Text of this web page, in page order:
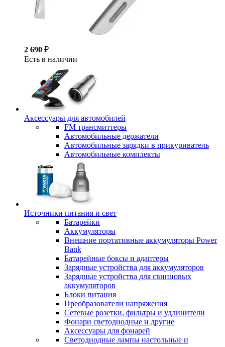
2 690 ₽
Есть в наличии
Аксессуары для автомобилей
FM трансмиттеры
Автомобильные держатели
Автомобильные зарядки в прикуриватель
Автомобильные комплекты
Источники питания и свет
Батарейки
Аккумуляторы
Внешние портативные аккумуляторы Power
Bank
Батарейные боксы и адаптеры
Зарядные устройства для аккумуляторов
Зарядные устройства для свинцовых
аккумуляторов
Блоки питания
Преобразователи напряжения
Сетевые розетки, фильтры и удлинители
Фонари светодиодные и другие
Аксессуары для фонарей
Светодиодные лампы настольные и